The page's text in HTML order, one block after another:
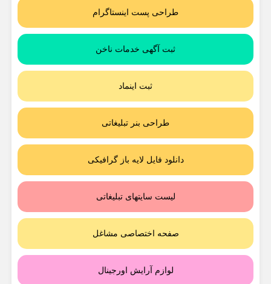
طراحی پست اینستاگرام
ثبت آگهی خدمات ناخن
ثبت اینماد
طراحی بنر تبلیغاتی
دانلود فایل لایه باز گرافیکی
لیست سایتهای تبلیغاتی
صفحه اختصاصی مشاغل
لوازم آرایش اورجینال